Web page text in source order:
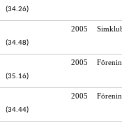
(34.26)
2005
(34.48)
2005
(35.16)
2005
(34.44)